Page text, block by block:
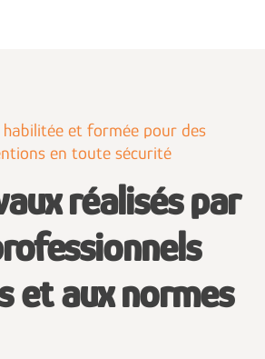
habilitée et formée pour des
en toute sécurité
réalisés par
et aux normes